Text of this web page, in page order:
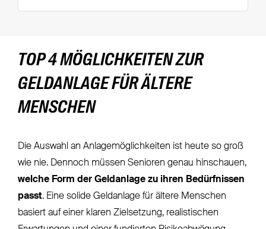
TOP 4 MÖGLICHKEITEN ZUR
GELDANLAGE FÜR ÄLTERE
MENSCHEN
Die Auswahl an Anlagemöglichkeiten ist heute so groß
wie nie. Dennoch müssen Senioren genau hinschauen,
welche Form der Geldanlage zu ihren Bedürfnissen
passt. Eine solide Geldanlage für ältere Menschen
basiert auf einer klaren Zielsetzung, realistischen